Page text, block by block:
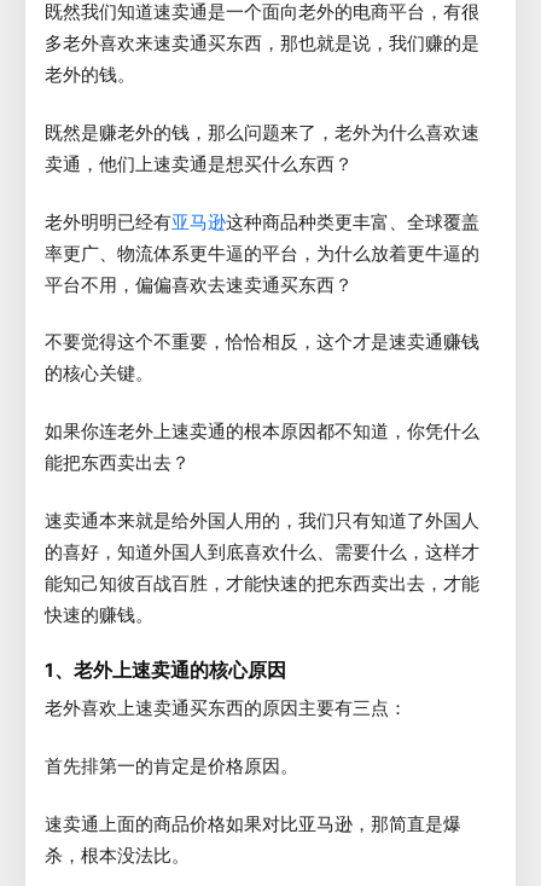
既然我们知道速卖通是一个面向老外的电商平台，有很
多老外喜欢来速卖通买东西，那也就是说，我们赚的是
老外的钱。
既然是赚老外的钱，那么问题来了，老外为什么喜欢速
卖通，他们上速卖通是想买什么东西？
老外明明已经有亚马逊这种商品种类更丰富、全球覆盖
率更广、物流体系更牛逼的平台，为什么放着更牛逼的
平台不用，偏偏喜欢去速卖通买东西？
不要觉得这个不重要，恰恰相反，这个才是速卖通赚钱
的核心关键。
如果你连老外上速卖通的根本原因都不知道，你凭什么
能把东西卖出去？
速卖通本来就是给外国人用的，我们只有知道了外国人
的喜好，知道外国人到底喜欢什么、需要什么，这样才
能知己知彼百战百胜，才能快速的把东西卖出去，才能
快速的赚钱。
1、老外上速卖通的核心原因
老外喜欢上速卖通买东西的原因主要有三点：
首先排第一的肯定是价格原因。
速卖通上面的商品价格如果对比亚马逊，那简直是爆
杀，根本没法比。